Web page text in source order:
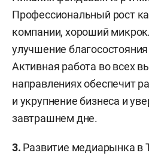
Профессиональный рост
компании, хороший
улучшение
Активная работа во всех
направлениях обеспечит
и укрупнение бизнеса и
завтрашнем дне.
3. Развитие медиарынка в